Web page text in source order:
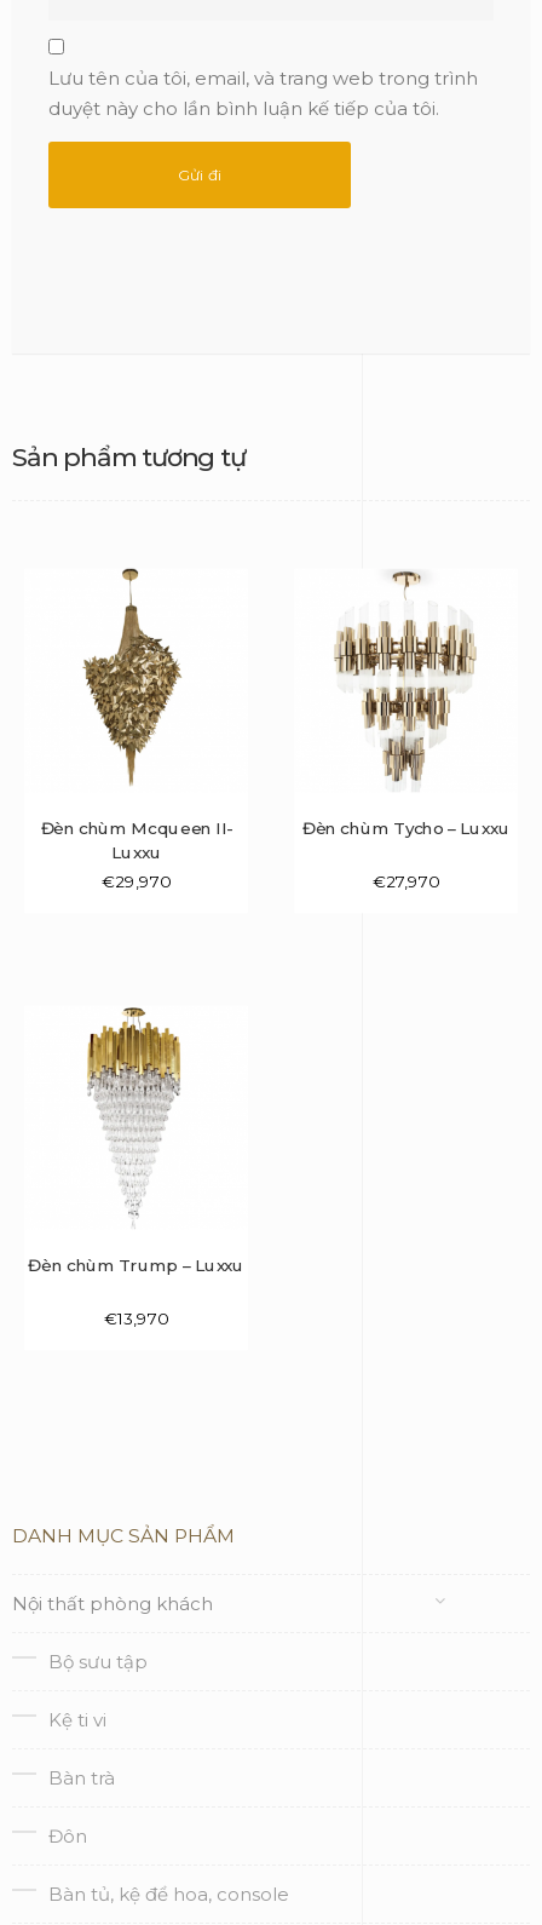
Lưu tên của tôi, email, và trang web trong trình
duyệt này cho lần bình luận kế tiếp của tôi.
Sản phẩm tương tự
Đèn chùm Mcqueen II-
Luxxu
€29,970
Đèn chùm Tycho – Luxxu
€27,970
Đèn chùm Trump – Luxxu
€13,970
DANH MỤC SẢN PHẨM
Nội thất phòng khách
Bộ sưu tập
Kệ ti vi
Bàn trà
Đôn
Bàn tủ, kệ để hoa, console